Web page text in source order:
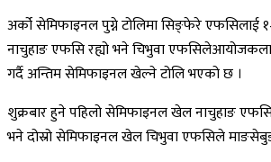
अर्कोसेमिफाइनलपुग्नेटोलिमासिङ्फेरेएफसिलाई१
नाचुहाङएफसिरह्योभनेचिभुवाएफसिले
गर्दैअन्तिमसेमिफाइनलखेल्नेटोलिभएकोछ ।
शुक्रबारहुनेपहिलोसेमिफाइनलखेलनाचुहाङ
भनेदोस्रोसेमिफाइनलखेलचिभुवाएफसिले